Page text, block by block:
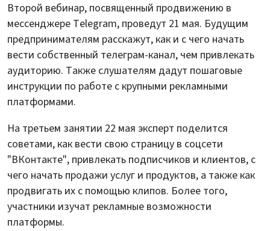
Второй вебинар, посвященный продвижению в
мессенджере Telegram, проведут 21 мая. Будущим
предпринимателям расскажут, как и с чего начать
вести собственный телеграм-канал, чем привлекать
аудиторию. Также слушателям дадут пошаговые
инструкции по работе с крупными рекламными
платформами.
На третьем занятии 22 мая эксперт поделится
советами, как вести свою страницу в соцсети
"ВКонтакте", привлекать подписчиков и клиентов, с
чего начать продажи услуг и продуктов, а также как
продвигать их с помощью клипов. Более того,
участники изучат рекламные возможности
платформы.